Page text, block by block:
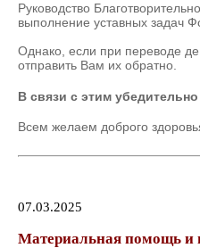
Руководство
выполнение уставных задач
Однако, если при переводе
отправить Вам их обратно.
В связи с этим
Всем желаем доброго
07.03.2025
Материальная помощь и